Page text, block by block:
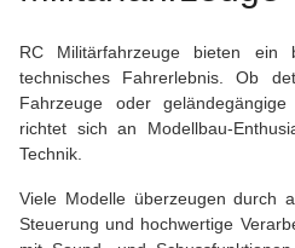
RC Militärfahrzeuge bieten ein
technisches Fahrerlebnis. Ob
Fahrzeuge oder
richtet sich an Modellbau-
Technik.
Viele Modelle überzeugen durch
Steuerung und hochwertige